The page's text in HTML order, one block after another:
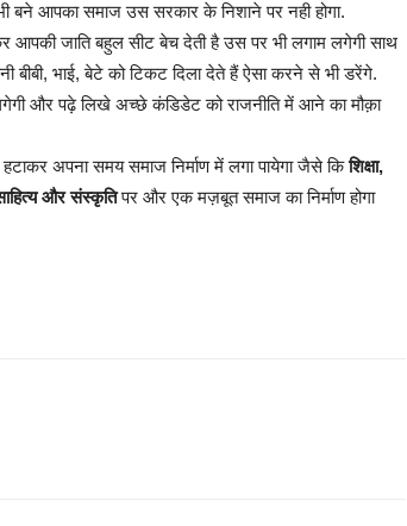
बने आपका समाज उस सरकार के निशाने पर नही होगा.
आपकी जाति बहुल सीट बेच देती है उस पर भी लगाम लगेगी साथ
भाई, बेटे को टिकट दिला देते हैं ऐसा करने से भी डरेंगे.
और पढ़े लिखे अच्छे कंडिडेट को राजनीति में आने का मौक़ा
अपना समय समाज निर्माण में लगा पायेगा जैसे किशिक्षा,
और संस्कृतिपर और एक मज़बूत समाज का निर्माण होगा